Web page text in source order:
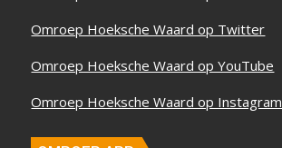
Omroep Hoeksche Waard op Twitter
Omroep Hoeksche Waard op YouTube
Omroep Hoeksche Waard op Instagram